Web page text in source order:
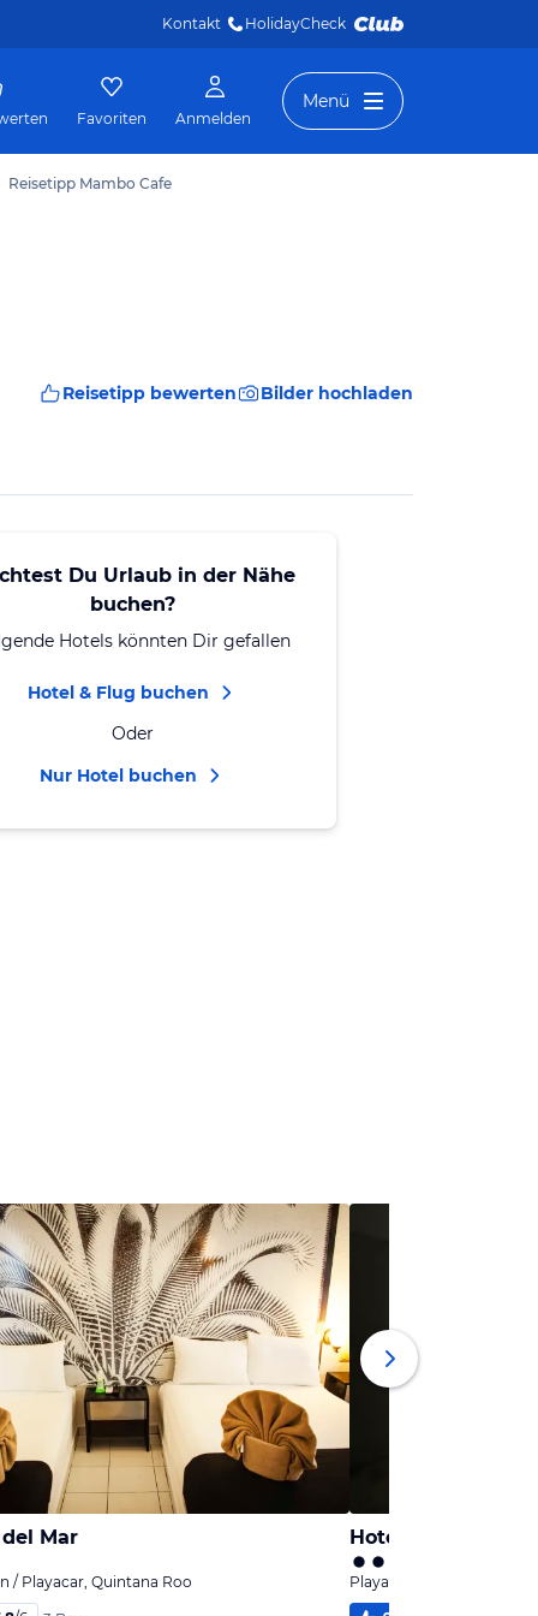
Kontakt HolidayCheck
Favoriten Anmelden
Menü
Reisetipp Mambo Cafe
Reisetipp bewerten Bilder hochladen
Du Urlaub in der Nähe
buchen?
Hotels könnten Dir gefallen
Hotel & Flug buchen
Oder
Nur Hotel buchen
Mar
/ Playacar, Quintana Roo
Hotel The Palm at
Playa del Carmen /